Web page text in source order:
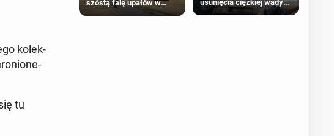
ko­lek­
tu
szóstą falę upałów w
Londynie
usunięcia ciężkiej wady
wrodzonej płodu w łonie